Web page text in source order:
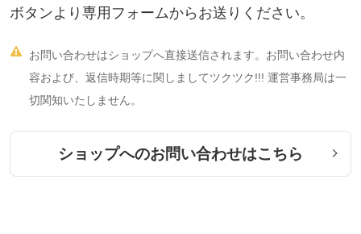
ボタンより専用フォームからお送りください。

お問い合わせはショップへ直接送信されます。お問い合わせ内
容および、返信時期等に関しましてツクツク!!! 運営事務局は一
切関知いたしません。
ショップへのお問い合わせはこちら